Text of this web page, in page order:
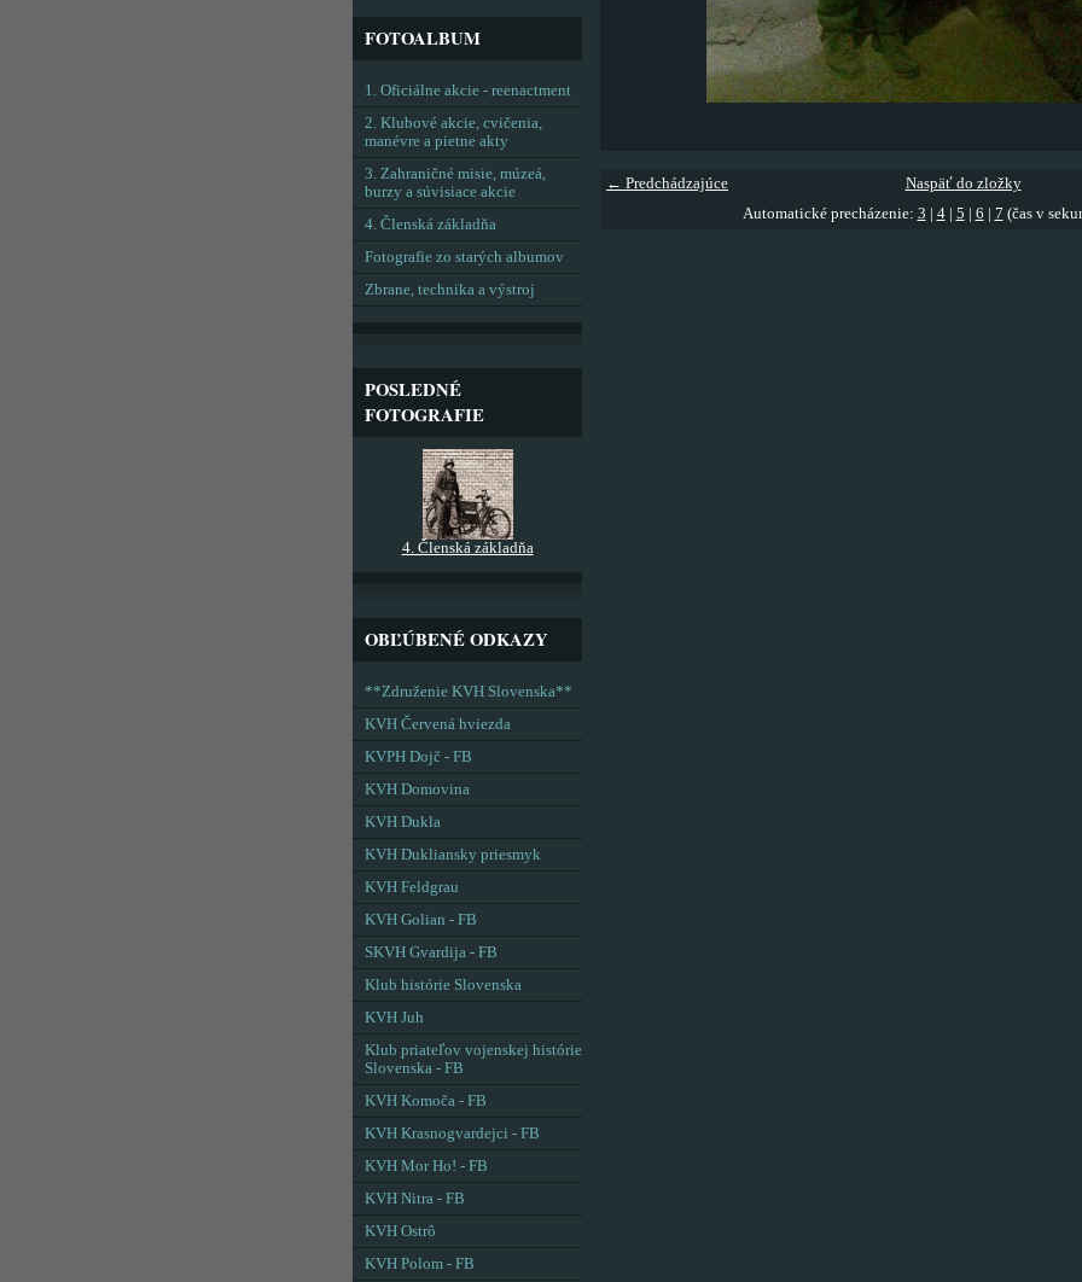
← Predchádzajúce
Naspäť do zložky
Automatické precházenie: 3 4| 5 6 7 (čas v
FOTOALBUM
1. Oficiálne akcie - reenactment
2. Klubové akcie, cvičenia,
manévre a pietne akty
3. Zahraničné misie, múzeá,
burzy a súvisiace akcie
4. Členská základňa
Fotografie zo starých albumov
Zbrane, technika a výstroj
POSLEDNÉ
FOTOGRAFIE
4. Členská základňa
OBĽÚBENÉ ODKAZY
**Združenie KVH Slovenska**
KVH Červená hviezda
KVPH Dojč - FB
KVH Domovina
KVH Dukla
KVH Dukliansky priesmyk
KVH Feldgrau
KVH Golian - FB
SKVH Gvardija - FB
Klub histórie Slovenska
KVH Juh
Klub priateľov vojenskej histórie
Slovenska - FB
KVH Komoča - FB
KVH Krasnogvardejci - FB
KVH Mor Ho! - FB
KVH Nitra - FB
KVH Ostrô
KVH Polom - FB